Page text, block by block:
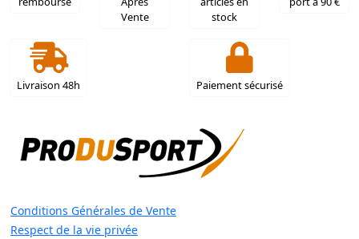
Vente
stock
Livraison 48h Paiement sécurisé
Conditions Générales de Vente
Respect de la vie privée